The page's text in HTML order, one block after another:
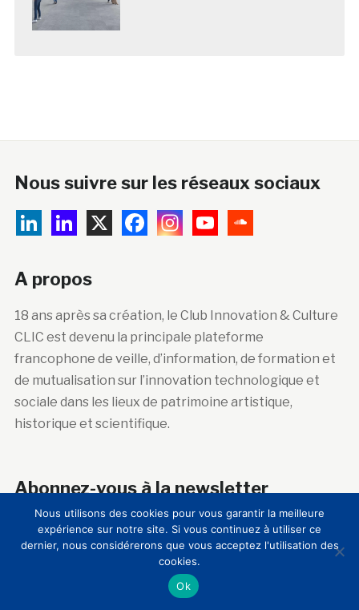
Nous suivre sur les réseaux sociaux
A propos
18 ans après sa création, le Club Innovation & Culture
CLIC est devenu la principale plateforme
francophone de veille, d’information, de formation et
de mutualisation sur l’innovation technologique et
sociale dans les lieux de patrimoine artistique,
historique et scientifique.
Abonnez-vous à la newsletter
Courriel :
Nous utilisons des cookies pour vous garantir la meilleure
expérience sur notre site. Si vous continuez à utiliser ce
dernier, nous considérerons que vous acceptez l'utilisation des
cookies.
Ok